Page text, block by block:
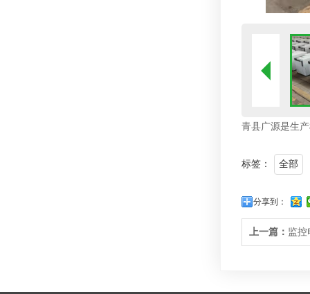
青县广源是生
标签： 全部
分享到：
上一篇： 监控